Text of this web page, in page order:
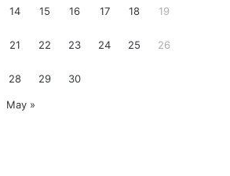
14 15 16 17 18 19
21 22 23 24 25 26
28 29 30
May »